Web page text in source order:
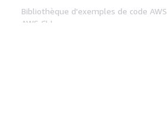
Bibliothèque d'exemples de code AWS
AWS CLI